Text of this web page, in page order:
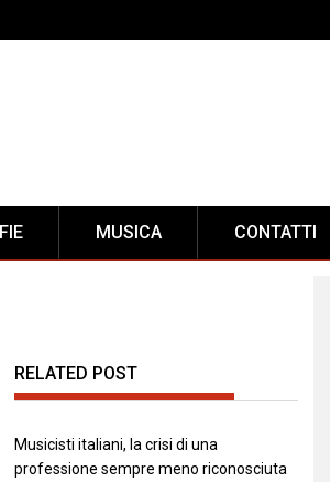
MUSICA CONTATTI
RELATED POST
Musicisti italiani, la crisi di una
professione sempre meno riconosciuta